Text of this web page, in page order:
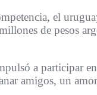
el
de pesos
a participar
amigos, un